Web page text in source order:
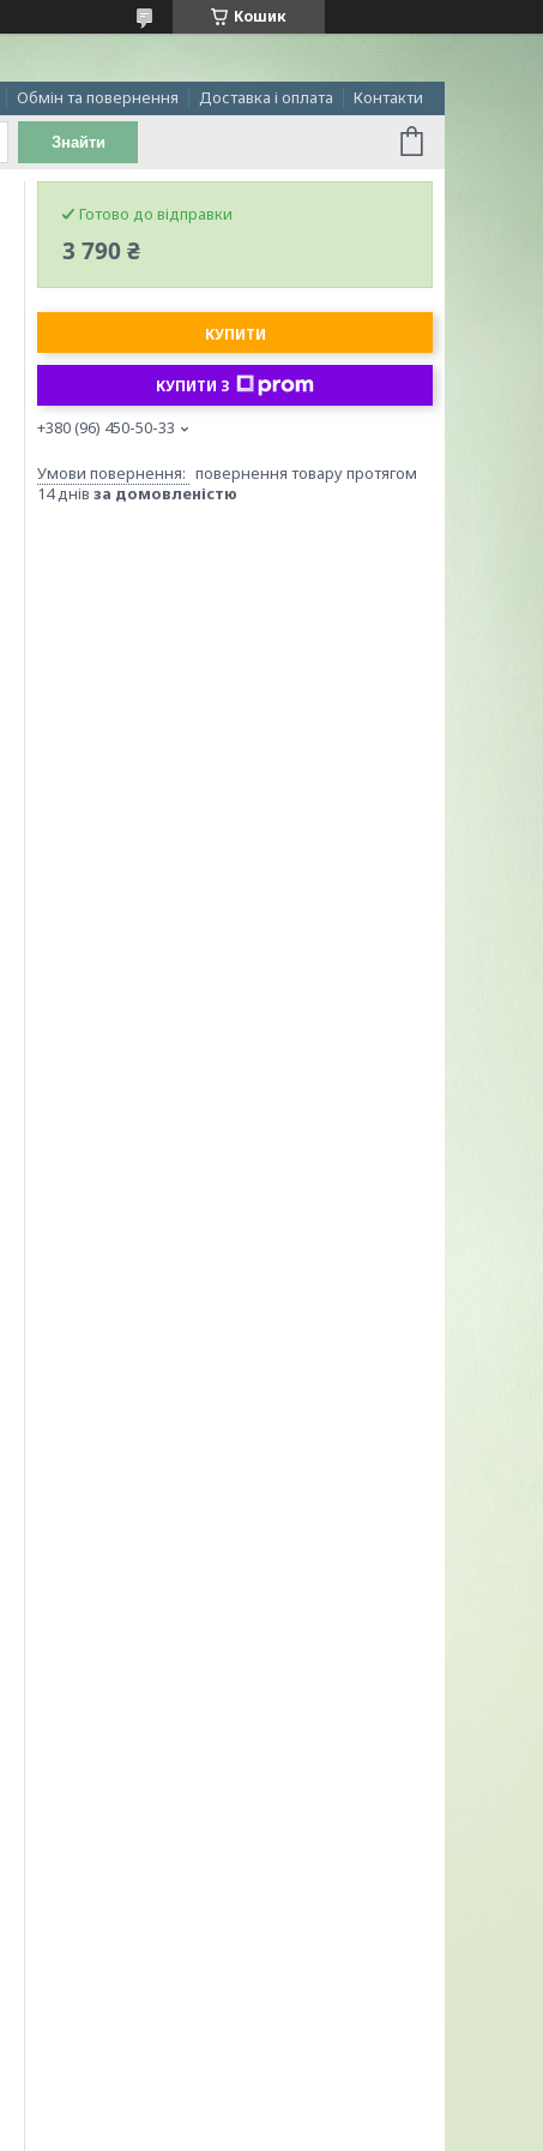
Кошик
Обмін та повернення Доставка і оплата Контакти
Знайти
Готово до відправки
3 790 ₴
КУПИТИ
КУПИТИ З
+380 (96) 450-50-33
повернення товару протягом
14 днів за домовленістю